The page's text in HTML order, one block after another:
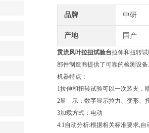
品牌 中研
产地 国产
贯流风叶拉扭试验台拉伸和扭转
部件制造商提供了可靠的检测设备
机器特点：
1拉伸和扭转试验可以一次装夹，
2显 示：数字显示拉力、变形、
3加载方式：电动
4.1自动分析:根据相关标准要求,自